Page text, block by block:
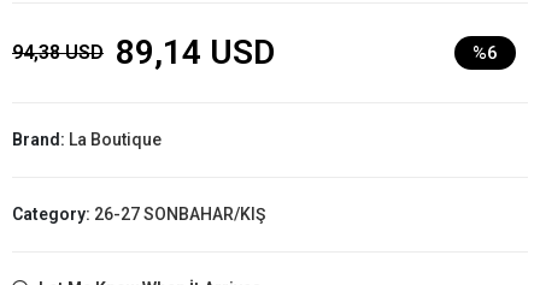
94,38 USD 89,14 USD %6
Brand: La Boutique
Category: 26-27 SONBAHAR/KIŞ